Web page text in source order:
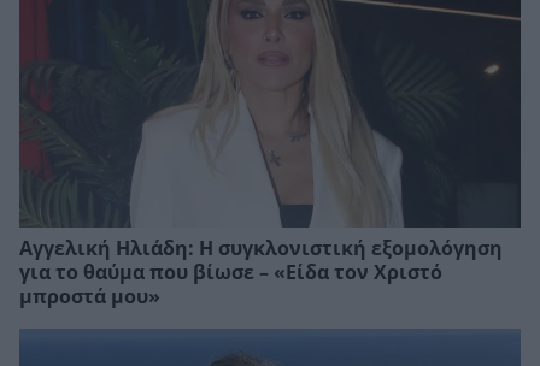
Αγγελική Ηλιάδη: Η συγκλονιστική εξομολόγηση
για το θαύμα που βίωσε – «Είδα τον Χριστό
μπροστά μου»